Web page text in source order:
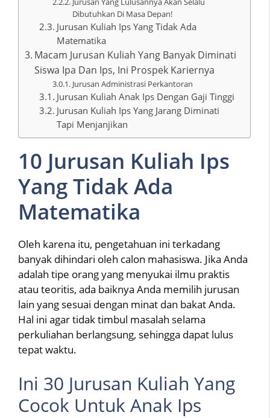
Dibutuhkan Di Masa Depan!
Jurusan Kuliah Ips Yang Tidak Ada
Matematika
Macam Jurusan Kuliah Yang Banyak Diminati
Siswa Ipa Dan Ips, Ini Prospek Kariernya
Jurusan Administrasi Perkantoran
Jurusan Kuliah Anak Ips Dengan Gaji Tinggi
Jurusan Kuliah Ips Yang Jarang Diminati
Tapi Menjanjikan
10 Jurusan Kuliah Ips
Yang Tidak Ada
Matematika
Oleh karena itu, pengetahuan ini terkadang
banyak dihindari oleh calon mahasiswa. Jika Anda
adalah tipe orang yang menyukai ilmu praktis
atau teoritis, ada baiknya Anda memilih jurusan
lain yang sesuai dengan minat dan bakat Anda.
Hal ini agar tidak timbul masalah selama
perkuliahan berlangsung, sehingga dapat lulus
tepat waktu.
Ini 30 Jurusan Kuliah Yang
Cocok Untuk Anak Ips